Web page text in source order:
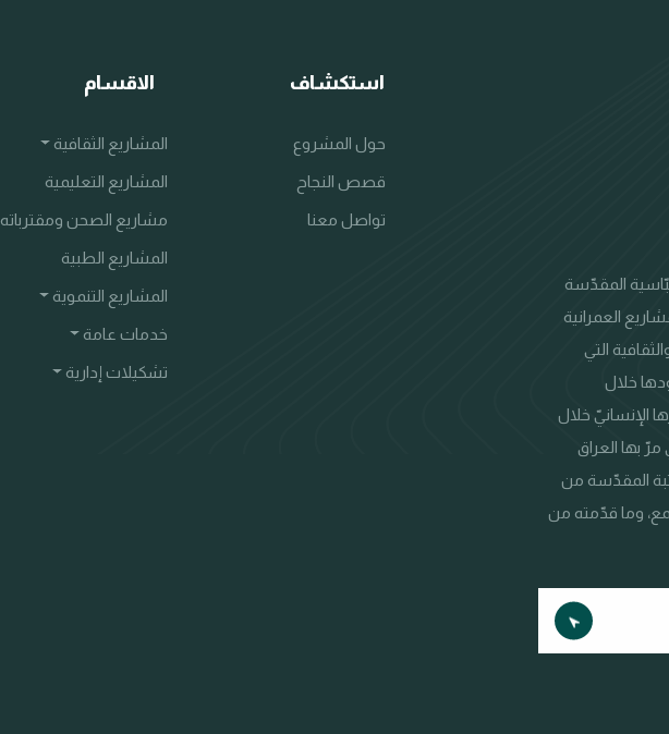
المقدّسة
العمرانية
التي
خلال
الإنسانيّ خلال
مرّ بها العراق
المقدّسة من
وما قدّمته من
استكشاف
حول المشروع
قصص النجاح
تواصل معنا
الاقسام
المشاريع الثقافية
المشاريع التعليمية
مشاريع الصحن ومقترباته
المشاريع الطبية
المشاريع التنموية
خدمات عامة
تشكيلات إدارية